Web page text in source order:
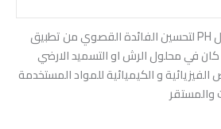
مركب صنع خصيصا لضبط ال PH لتحسين الفائدة القصوي من تطبيق
في محلول الرش او التسميد الارضي
و الكيميائية للمواد المستخدمة
والمستقر